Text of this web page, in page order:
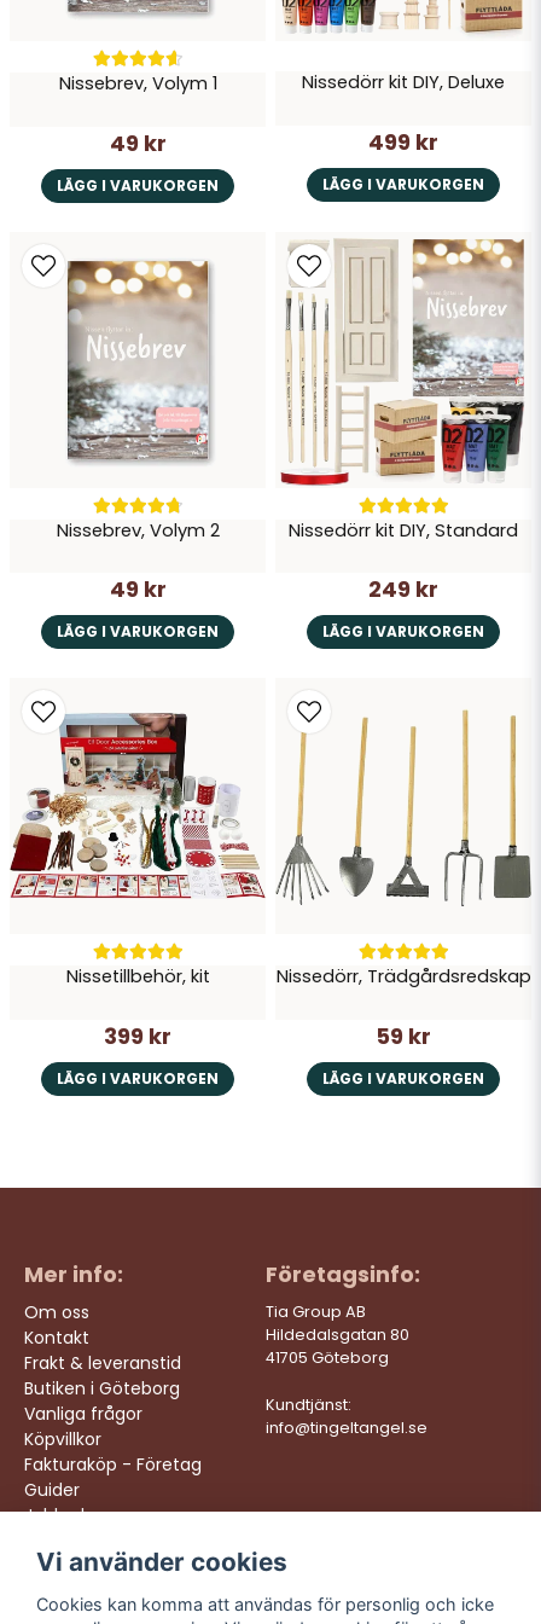
Skicka fråga
Nissebrev, Volym 1
49 kr
LÄGG I VARUKORGEN
Nissedörr kit DIY, Deluxe
499 kr
LÄGG I VARUKORGEN
Nissebrev, Volym 2
49 kr
LÄGG I VARUKORGEN
Nissedörr kit DIY, Standard
249 kr
LÄGG I VARUKORGEN
Nissetillbehör, kit
399 kr
LÄGG I VARUKORGEN
Nissedörr, Trädgårdsredskap
59 kr
LÄGG I VARUKORGEN
Mer info:
Om oss
Kontakt
Frakt & leveranstid
Butiken i Göteborg
Vanliga frågor
Köpvillkor
Fakturaköp - Företag
Guider
Jobba hos oss
Företagsinfo:
Tia Group AB
Hildedalsgatan 80
41705 Göteborg
Kundtjänst:
info@tingeltangel.se
Följ oss:
Instagram
Vi levererar:
Snabba leveranser
Vi använder cookies
Cookies kan komma att användas för personlig och icke